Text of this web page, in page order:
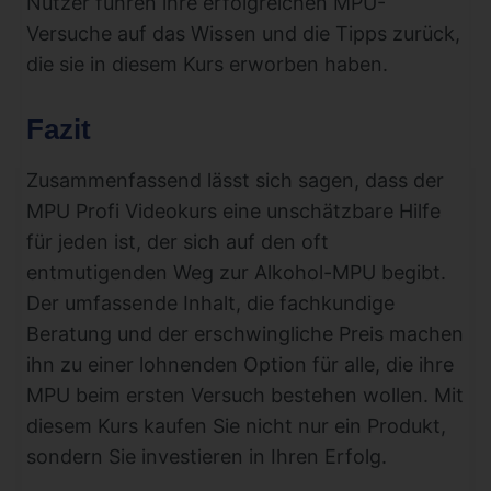
Versuche auf das Wissen und die Tipps zurück,
die sie in diesem Kurs erworben haben.
Fazit
Zusammenfassend lässt sich sagen, dass der
MPU Profi Videokurs eine unschätzbare Hilfe
für jeden ist, der sich auf den oft
entmutigenden Weg zur Alkohol-MPU begibt.
Der umfassende Inhalt, die fachkundige
Beratung und der erschwingliche Preis machen
ihn zu einer lohnenden Option für alle, die ihre
MPU beim ersten Versuch bestehen wollen. Mit
diesem Kurs kaufen Sie nicht nur ein Produkt,
sondern Sie investieren in Ihren Erfolg.